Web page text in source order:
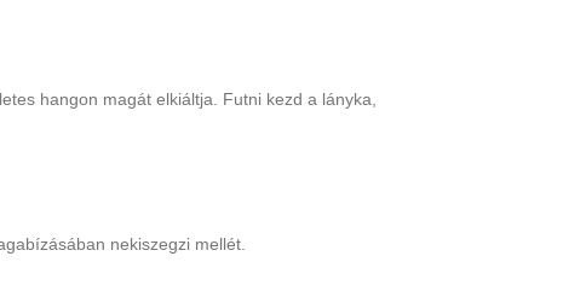
hangon magát elkiáltja. Futni kezd a lányka,
nekiszegzi mellét.